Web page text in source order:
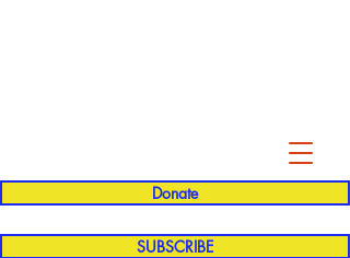
Donate
SUBSCRIBE